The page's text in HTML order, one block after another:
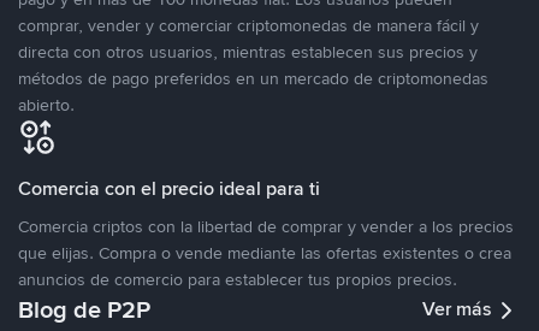
comprar, vender y comerciar criptomonedas de manera fácil y
directa con otros usuarios, mientras establecen sus precios y
métodos de pago preferidos en un mercado de criptomonedas
abierto.
Comercia con el precio ideal para ti
Comercia criptos con la libertad de comprar y vender a los precios
que elijas. Compra o vende mediante las ofertas existentes o crea
anuncios de comercio para establecer tus propios precios.
Blog de P2P Ver más